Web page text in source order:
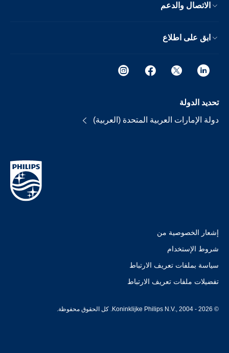
الاتصال والدعم
ابق على اطلاع
تحديد الدولة
دولة الإمارات العربية المتحدة (العربية)
إشعار الخصوصية من
شروط الإستخدام
سياسة بملفات تعريف الارتباط
تفضيلات ملفات تعريف الارتباط
© Koninklijke Philips N.V., 2004 - 2026. كل الحقوق محفوظة.